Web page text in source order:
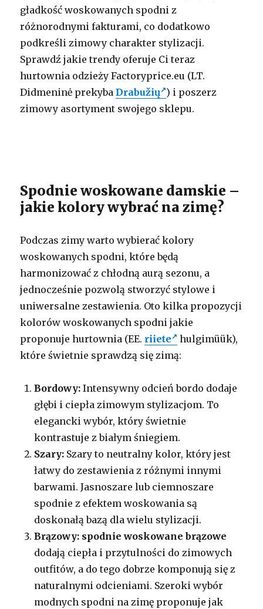
gładkość woskowanych spodni z
różnorodnymi fakturami, co dodatkowo
podkreśli zimowy charakter stylizacji.
Sprawdź jakie trendy oferuje Ci teraz
hurtownia odzieży Factoryprice.eu (LT.
Didmeninė prekybaDrabužių ) i poszerz
zimowy asortyment swojego sklepu.
Spodnie woskowane damskie –
jakie kolory wybrać na zimę?
Podczas zimy warto wybierać kolory
woskowanych spodni, które będą
harmonizować z chłodną aurą sezonu, a
jednocześnie pozwolą stworzyć stylowe i
uniwersalne zestawienia. Oto kilka propozycji
kolorów woskowanych spodni jakie
proponuje hurtownia (EE. riiete
hulgimüük),
które świetnie sprawdzą się zimą:
Bordowy: Intensywny odcień bordo dodaje
głębi i ciepła zimowym stylizacjom. To
elegancki wybór, który świetnie
kontrastuje z białym śniegiem.
Szary: Szary to neutralny kolor, który jest
łatwy do zestawienia z różnymi innymi
barwami. Jasnoszare lub ciemnoszare
spodnie z efektem woskowania są
doskonałą bazą dla wielu stylizacji.
Brązowy: spodnie woskowane brązowe
dodają ciepła i przytulności do zimowych
outfitów, a do tego dobrze komponują się z
naturalnymi odcieniami. Szeroki wybór
modnych spodni na zimę proponuje jak